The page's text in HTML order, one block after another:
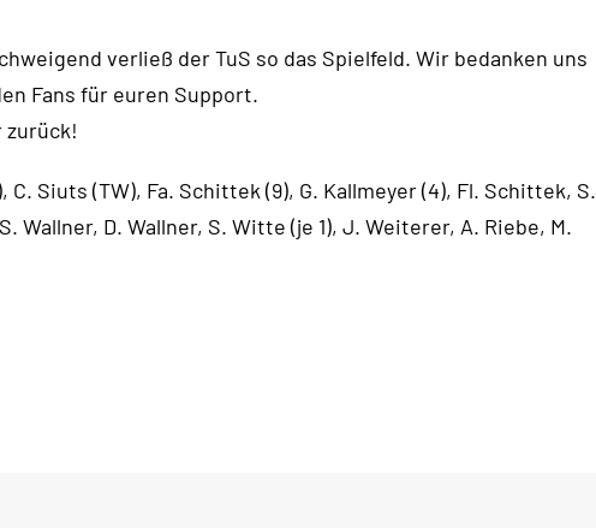
verließ der TuS so das Spielfeld. Wir bedanken uns
Fans für euren Support.
C. Siuts (TW), Fa. Schittek (9), G. Kallmeyer (4), Fl. Schittek, S.
Wallner, D. Wallner, S. Witte (je 1), J. Weiterer, A. Riebe, M.